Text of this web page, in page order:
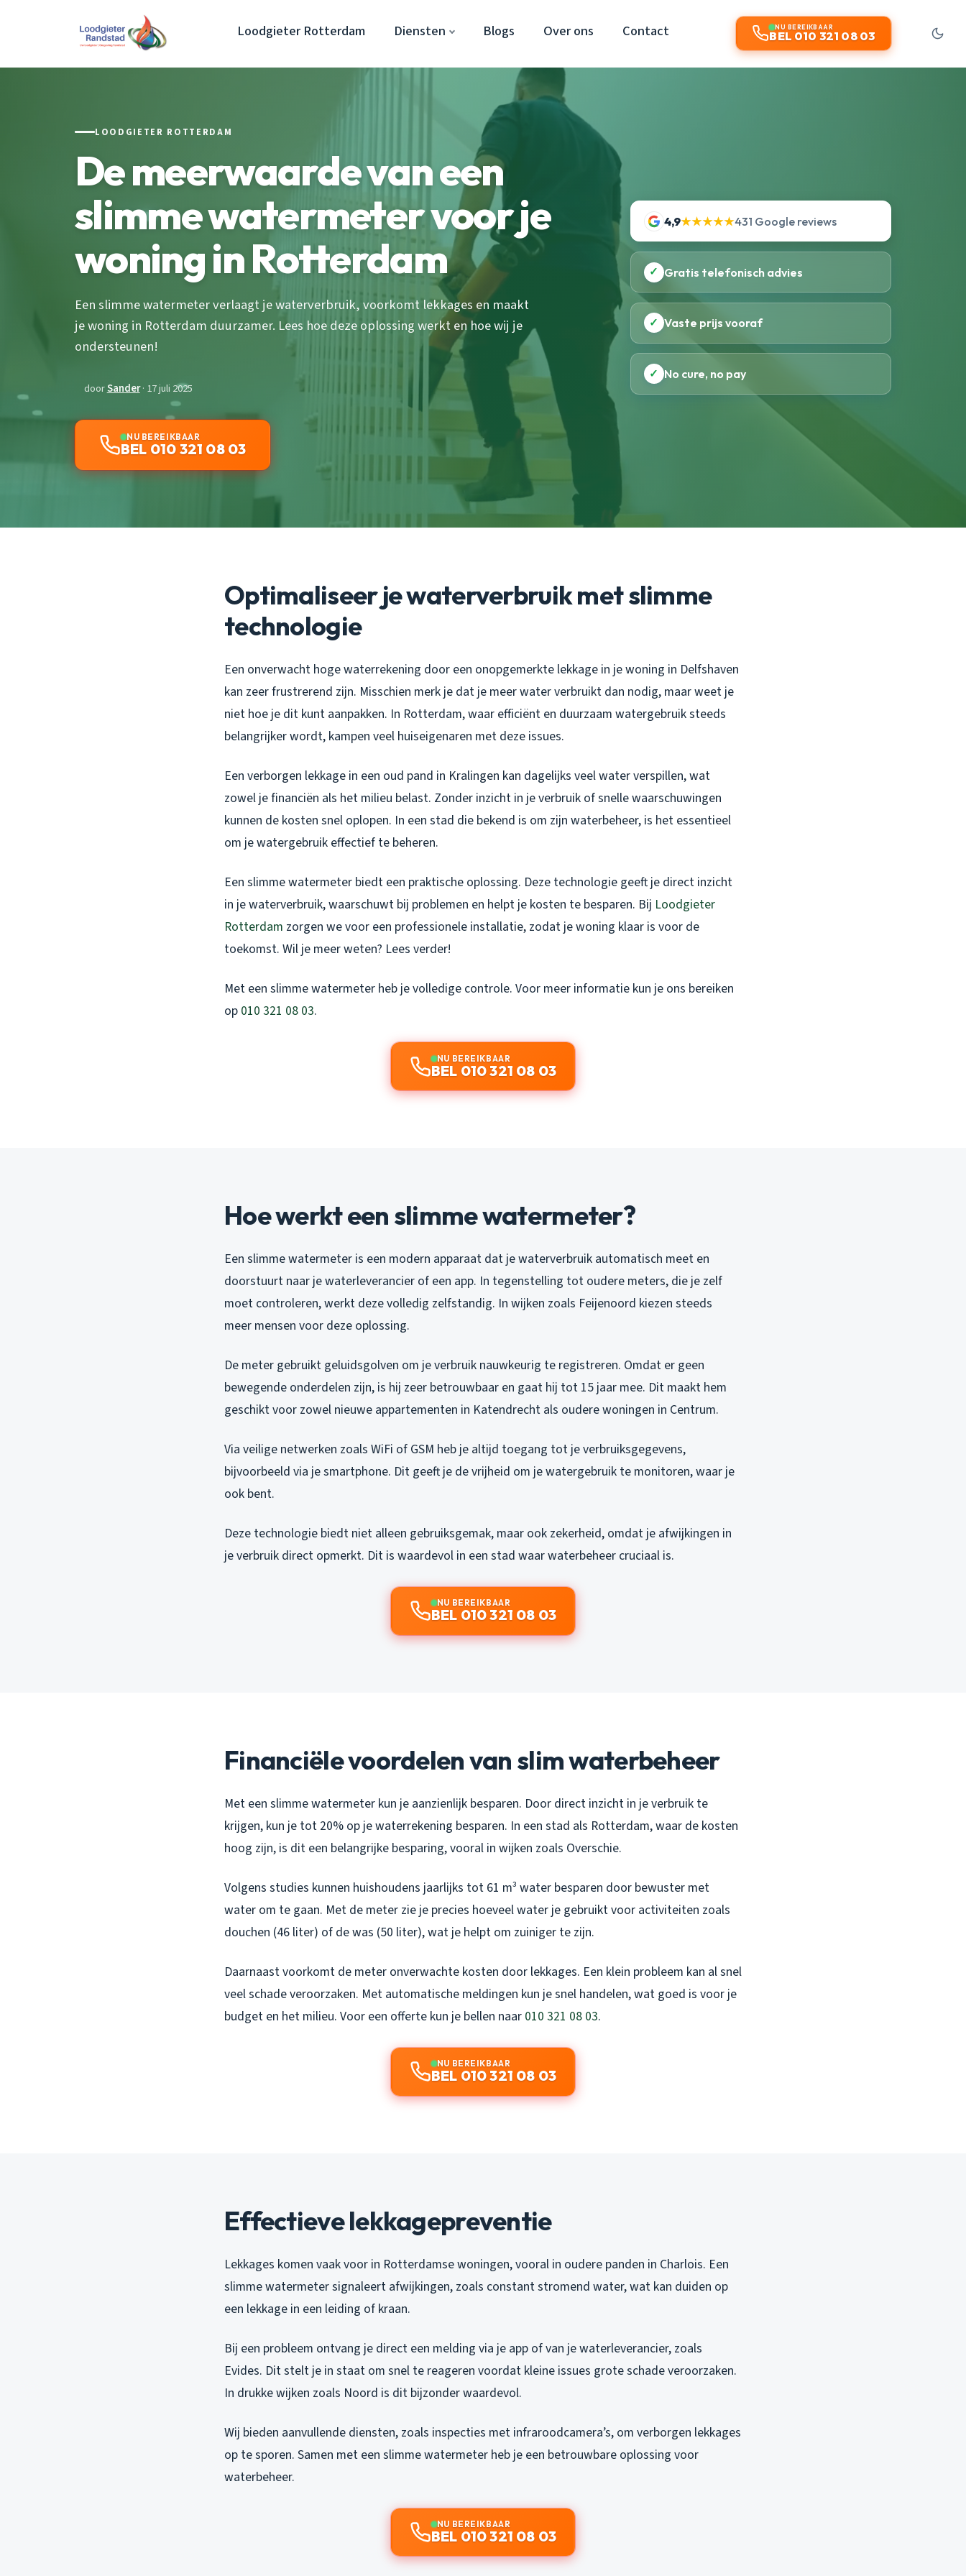
Loodgieter Rotterdam Diensten Blogs Over ons Contact NU BEREIKBAAR
BEL 010 321 08 03
LOODGIETER ROTTERDAM
De meerwaarde van een
slimme watermeter voor je
woning in Rotterdam
Een slimme watermeter verlaagt je waterverbruik, voorkomt lekkages en maakt
je woning in Rotterdam duurzamer. Lees hoe deze oplossing werkt en hoe wij je
ondersteunen!
doorSander· 17 juli 2025
NU BEREIKBAAR
BEL 010 321 08 03
4,9★★★★★431 Google reviews
✓ Gratis telefonisch advies
✓ Vaste prijs vooraf
✓ No cure, no pay
Optimaliseer je waterverbruik met slimme
technologie
Een onverwacht hoge waterrekening door een onopgemerkte lekkage in je woning in Delfshaven
kan zeer frustrerend zijn. Misschien merk je dat je meer water verbruikt dan nodig, maar weet je
niet hoe je dit kunt aanpakken. In Rotterdam, waar efficiënt en duurzaam watergebruik steeds
belangrijker wordt, kampen veel huiseigenaren met deze issues.
Een verborgen lekkage in een oud pand in Kralingen kan dagelijks veel water verspillen, wat
zowel je financiën als het milieu belast. Zonder inzicht in je verbruik of snelle waarschuwingen
kunnen de kosten snel oplopen. In een stad die bekend is om zijn waterbeheer, is het essentieel
om je watergebruik effectief te beheren.
Een slimme watermeter biedt een praktische oplossing. Deze technologie geeft je direct inzicht
in je waterverbruik, waarschuwt bij problemen en helpt je kosten te besparen. Bij Loodgieter
Rotterdam zorgen we voor een professionele installatie, zodat je woning klaar is voor de
toekomst. Wil je meer weten? Lees verder!
Met een slimme watermeter heb je volledige controle. Voor meer informatie kun je ons bereiken
op 010 321 08 03.
NU BEREIKBAAR
BEL 010 321 08 03
Hoe werkt een slimme watermeter?
Een slimme watermeter is een modern apparaat dat je waterverbruik automatisch meet en
doorstuurt naar je waterleverancier of een app. In tegenstelling tot oudere meters, die je zelf
moet controleren, werkt deze volledig zelfstandig. In wijken zoals Feijenoord kiezen steeds
meer mensen voor deze oplossing.
De meter gebruikt geluidsgolven om je verbruik nauwkeurig te registreren. Omdat er geen
bewegende onderdelen zijn, is hij zeer betrouwbaar en gaat hij tot 15 jaar mee. Dit maakt hem
geschikt voor zowel nieuwe appartementen in Katendrecht als oudere woningen in Centrum.
Via veilige netwerken zoals WiFi of GSM heb je altijd toegang tot je verbruiksgegevens,
bijvoorbeeld via je smartphone. Dit geeft je de vrijheid om je watergebruik te monitoren, waar je
ook bent.
Deze technologie biedt niet alleen gebruiksgemak, maar ook zekerheid, omdat je afwijkingen in
je verbruik direct opmerkt. Dit is waardevol in een stad waar waterbeheer cruciaal is.
NU BEREIKBAAR
BEL 010 321 08 03
Financiële voordelen van slim waterbeheer
Met een slimme watermeter kun je aanzienlijk besparen. Door direct inzicht in je verbruik te
krijgen, kun je tot 20% op je waterrekening besparen. In een stad als Rotterdam, waar de kosten
hoog zijn, is dit een belangrijke besparing, vooral in wijken zoals Overschie.
Volgens studies kunnen huishoudens jaarlijks tot 61 m³ water besparen door bewuster met
water om te gaan. Met de meter zie je precies hoeveel water je gebruikt voor activiteiten zoals
douchen (46 liter) of de was (50 liter), wat je helpt om zuiniger te zijn.
Daarnaast voorkomt de meter onverwachte kosten door lekkages. Een klein probleem kan al snel
veel schade veroorzaken. Met automatische meldingen kun je snel handelen, wat goed is voor je
budget en het milieu. Voor een offerte kun je bellen naar 010 321 08 03.
NU BEREIKBAAR
BEL 010 321 08 03
Effectieve lekkagepreventie
Lekkages komen vaak voor in Rotterdamse woningen, vooral in oudere panden in Charlois. Een
slimme watermeter signaleert afwijkingen, zoals constant stromend water, wat kan duiden op
een lekkage in een leiding of kraan.
Bij een probleem ontvang je direct een melding via je app of van je waterleverancier, zoals
Evides. Dit stelt je in staat om snel te reageren voordat kleine issues grote schade veroorzaken.
In drukke wijken zoals Noord is dit bijzonder waardevol.
Wij bieden aanvullende diensten, zoals inspecties met infraroodcamera’s, om verborgen lekkages
op te sporen. Samen met een slimme watermeter heb je een betrouwbare oplossing voor
waterbeheer.
NU BEREIKBAAR
BEL 010 321 08 03